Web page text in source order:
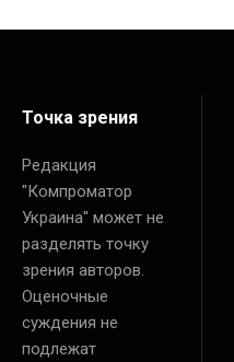
Точка зрения
Редакция
"Компроматор
Украина" может не
разделять точку
зрения авторов.
Оценочные
суждения не
подлежат